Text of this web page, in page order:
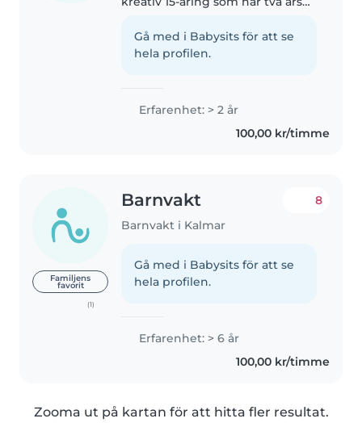
åldrarna baby, småbarn och
förskolebarn. Jag är bekväm
Gå med i Babysits för att se
hela profilen.
Erfarenhet: > 2 år
100,00 kr/timme
Familjens
favorit
(1)
Barnvakt
Barnvakt i Kalmar
8
Gå med i Babysits för att se
hela profilen.
Erfarenhet: > 6 år
100,00 kr/timme
Zooma ut på kartan för att hitta fler resultat.